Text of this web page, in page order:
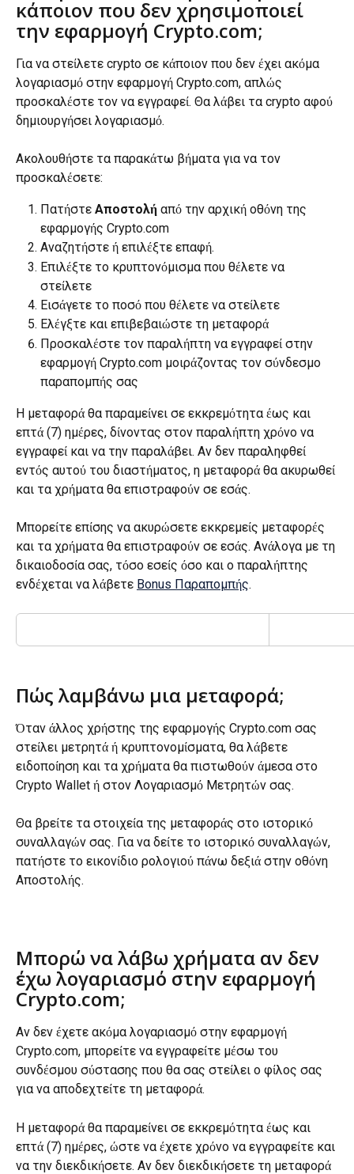
κάποιον που δεν χρησιμοποιεί
την εφαρμογή Crypto.com;
Για να στείλετε crypto σε κάποιον που δεν έχει ακόμα
λογαριασμό στην εφαρμογή Crypto.com, απλώς
προσκαλέστε τον να εγγραφεί. Θα λάβει τα crypto αφού
δημιουργήσει λογαριασμό.
Ακολουθήστε τα παρακάτω βήματα για να τον
προσκαλέσετε:
Πατήστε Αποστολή από την αρχική οθόνη της
εφαρμογής Crypto.com
Αναζητήστε ή επιλέξτε επαφή.
Επιλέξτε το κρυπτονόμισμα που θέλετε να
στείλετε
Εισάγετε το ποσό που θέλετε να στείλετε
Ελέγξτε και επιβεβαιώστε τη μεταφορά
Προσκαλέστε τον παραλήπτη να εγγραφεί στην
εφαρμογή Crypto.com μοιράζοντας τον σύνδεσμο
παραπομπής σας
Η μεταφορά θα παραμείνει σε εκκρεμότητα έως και
επτά (7) ημέρες, δίνοντας στον παραλήπτη χρόνο να
εγγραφεί και να την παραλάβει. Αν δεν παραληφθεί
εντός αυτού του διαστήματος, η μεταφορά θα ακυρωθεί
και τα χρήματα θα επιστραφούν σε εσάς.
Μπορείτε επίσης να ακυρώσετε εκκρεμείς μεταφορές
και τα χρήματα θα επιστραφούν σε εσάς. Ανάλογα με τη
δικαιοδοσία σας, τόσο εσείς όσο και ο παραλήπτης
ενδέχεται να λάβετε Bonus Παραπομπής.
Πώς λαμβάνω μια μεταφορά;
Όταν άλλος χρήστης της εφαρμογής Crypto.com σας
στείλει μετρητά ή κρυπτονομίσματα, θα λάβετε
ειδοποίηση και τα χρήματα θα πιστωθούν άμεσα στο
Crypto Wallet ή στον Λογαριασμό Μετρητών σας.
Θα βρείτε τα στοιχεία της μεταφοράς στο ιστορικό
συναλλαγών σας. Για να δείτε το ιστορικό συναλλαγών,
πατήστε το εικονίδιο ρολογιού πάνω δεξιά στην οθόνη
Αποστολής.
Μπορώ να λάβω χρήματα αν δεν
έχω λογαριασμό στην εφαρμογή
Crypto.com;
Αν δεν έχετε ακόμα λογαριασμό στην εφαρμογή
Crypto.com, μπορείτε να εγγραφείτε μέσω του
συνδέσμου σύστασης που θα σας στείλει ο φίλος σας
για να αποδεχτείτε τη μεταφορά.
Η μεταφορά θα παραμείνει σε εκκρεμότητα έως και
επτά (7) ημέρες, ώστε να έχετε χρόνο να εγγραφείτε και
να την διεκδικήσετε. Αν δεν διεκδικήσετε τη μεταφορά